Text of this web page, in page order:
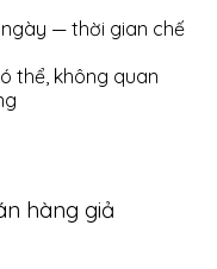
— thời gian chế
thể, không quan
hàng giả